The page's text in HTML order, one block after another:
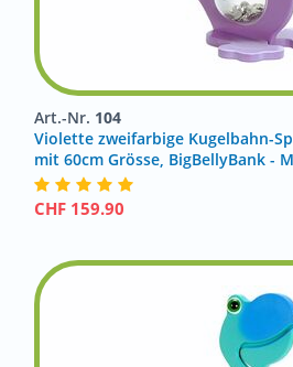
Art.-Nr. 104
Violette zweifarbige Kugelbahn-
mit 60cm Grösse, BigBellyBank -
CHF 159.90